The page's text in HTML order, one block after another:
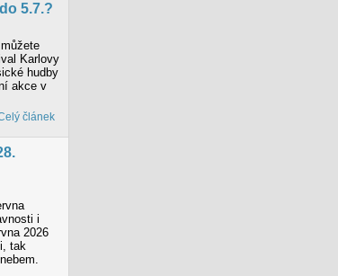
5.7.?
Karlovy
hudby
akce v
článek
i
2026
tak